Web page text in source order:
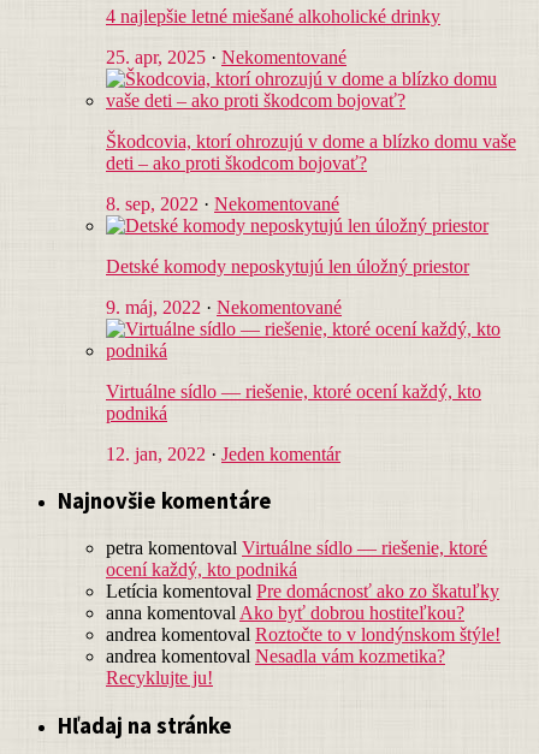
4 najlepšie letné miešané alkoholické drinky
25. apr, 2025 · Nekomentované
Škodcovia, ktorí ohrozujú v dome a blízko domu vaše
deti – ako proti škodcom bojovať?
8. sep, 2022 · Nekomentované
Detské komody neposkytujú len úložný priestor
9. máj, 2022 · Nekomentované
Virtuálne sídlo — riešenie, ktoré ocení každý, kto
podniká
12. jan, 2022 · Jeden komentár
Najnovšie komentáre
petra komentoval Virtuálne sídlo — riešenie, ktoré
ocení každý, kto podniká
Letícia komentoval Pre domácnosť ako zo škatuľky
anna komentoval Ako byť dobrou hostiteľkou?
andrea komentoval Roztočte to v londýnskom štýle!
andrea komentoval Nesadla vám kozmetika?
Recyklujte ju!
Hľadaj na stránke